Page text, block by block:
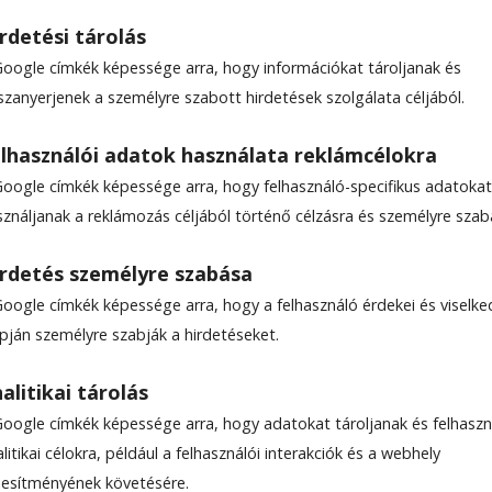
tárolás
címkék képessége arra, hogy információkat tároljanak és
a személyre szabott hirdetések szolgálata céljából.
adatok használata reklámcélokra
címkék képessége arra, hogy felhasználó-specifikus adatokat
a reklámozás céljából történő célzásra és személyre
személyre szabása
címkék képessége arra, hogy a felhasználó érdekei és
személyre szabják a hirdetéseket.
tárolás
címkék képessége arra, hogy adatokat tároljanak és
célokra, például a felhasználói interakciók és a webhely
követésére.
bezárt a Petőfi
a helyükön lógnak, a Petőfi-idézet is ott van a
Tizennégy év után bezárt a csíkszeredai
szerint a döntés mögött nem egyetlen ok
a koronavírus-járvány utóhatásai, a
költségek és a kiégés egyaránt szerepet